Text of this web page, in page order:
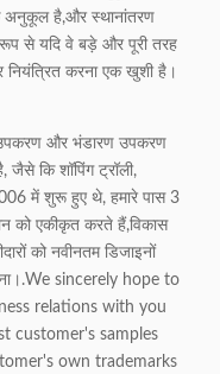
अनुकूल है,और स्थानांतरण
से यदि वे बड़े और पूरी तरह
नियंत्रित करना एक खुशी है।
उपकरण और भंडारण उपकरण
कि शॉपिंग ट्रॉली,
में शुरू हुए थे, हमारे पास 3
को एकीकृत करते हैं,विकास
को नवीनतम डिजाइनों
sincerely hope to
relations with you
customer's samples
own trademarks